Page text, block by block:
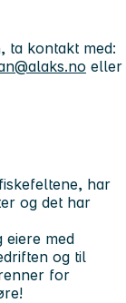
ta kontakt med:
eller
har
og det har
eiere med
og til
for